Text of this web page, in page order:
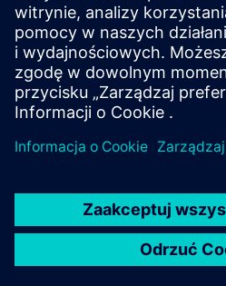
scalonych we wszystkich
projektowania, jednocześnie
zasobów i harmonogramy
Ucz się od ekspertów